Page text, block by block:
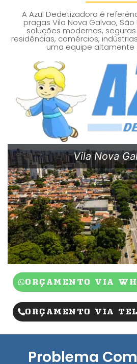
A Azul Dedetizadora é
pragas Vila Nova Galvao,
soluções modernas,
residências, comércios,
uma equipe
Vila Nova
ORÇAMENTO VIA
ORÇAMENTO VIA
Problema